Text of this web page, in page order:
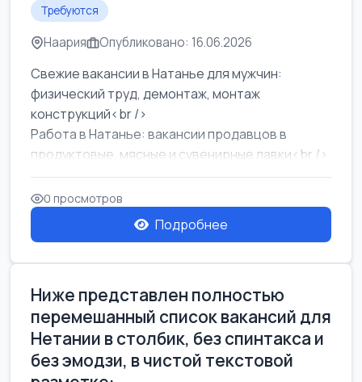
Требуются
Наария Опубликовано: 16.06.2026
Свежие вакансии в Натанье для мужчин:
физический труд, демонтаж, монтаж
конструкций<br />
Работа в Натанье: вакансии продавцов в
продуктовые, мясные и сувенирные лавки<br />
Разнорабочий на сборку м...
0 просмотров
Подробнее
Ниже представлен полностью
перемешанный список вакансий для
Нетании в столбик, без спинтакса и
без эмодзи, в чистой текстовой